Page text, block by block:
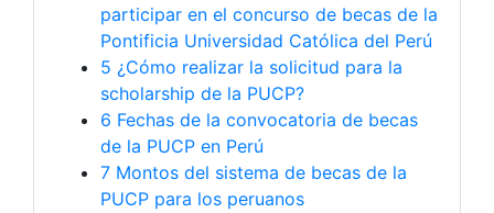
participar en el concurso de becas de la
Pontificia Universidad Católica del Perú
5 ¿Cómo realizar la solicitud para la
scholarship de la PUCP?
6 Fechas de la convocatoria de becas
de la PUCP en Perú
7 Montos del sistema de becas de la
PUCP para los peruanos